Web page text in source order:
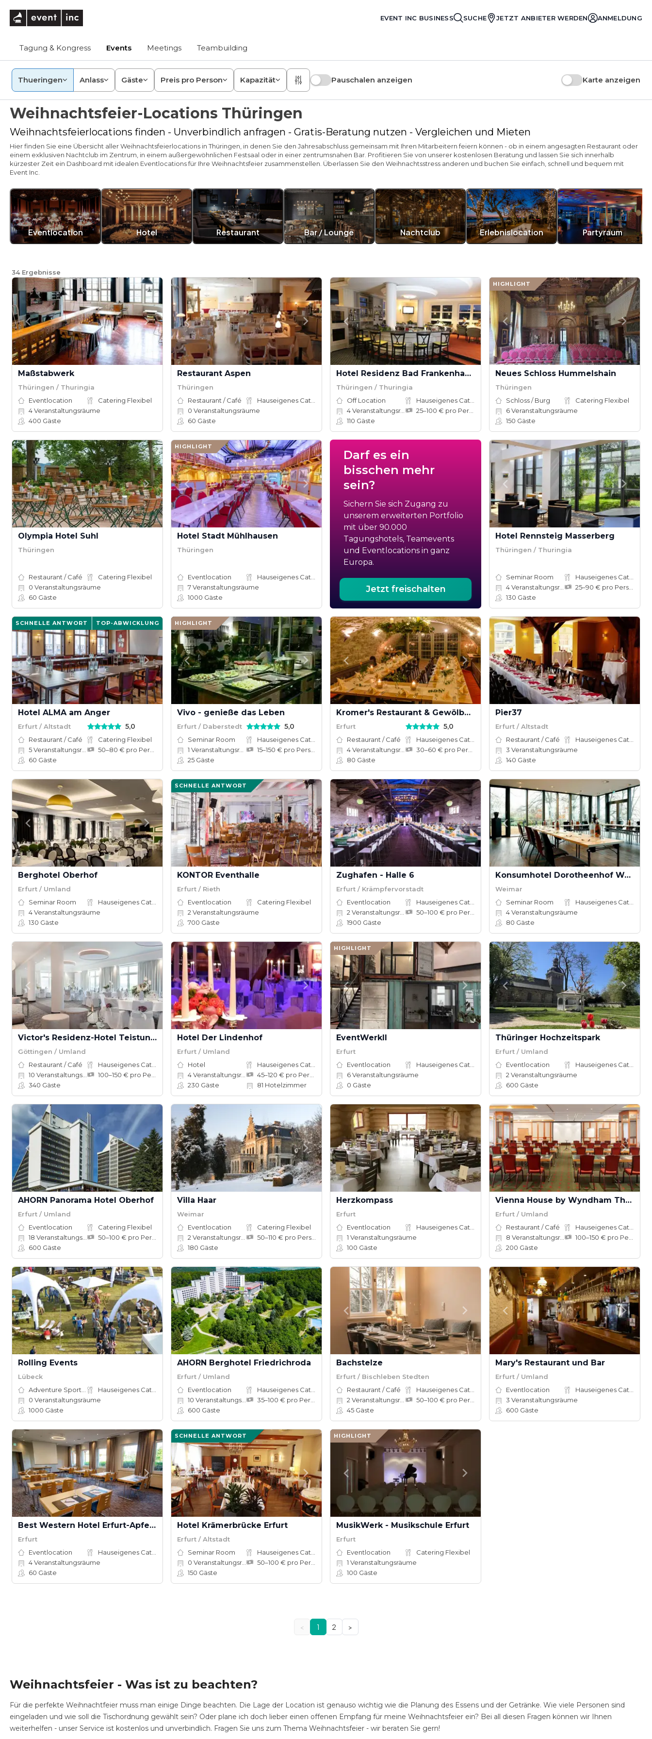
EVENT INC BUSINESS SUCHE JETZT ANBIETER WERDEN ANMELDUNG
Tagung & Kongress Events Meetings Teambuilding
Thueringen Anlass Gäste Preis pro Person Kapazität Pauschalen anzeigen Karte anzeigen
Weihnachtsfeier-Locations Thüringen
Weihnachtsfeierlocations finden - Unverbindlich anfragen - Gratis-Beratung nutzen - Vergleichen und Mieten
Hier finden Sie eine Übersicht aller Weihnachtsfeierlocations in Thüringen, in denen Sie den Jahresabschluss gemeinsam mit Ihren Mitarbeitern feiern können - ob in einem angesagten Restaurant oder
einem exklusiven Nachtclub im Zentrum, in einem außergewöhnlichen Festsaal oder in einer zentrumsnahen Bar. Profitieren Sie von unserer kostenlosen Beratung und lassen Sie sich innerhalb
kürzester Zeit ein Dashboard mit idealen Eventlocations für Ihre Weihnachtsfeier zusammenstellen. Überlassen Sie den Weihnachtsstress anderen und buchen Sie einfach, schnell und bequem mit
Event Inc.
Eventlocation Hotel Restaurant Bar / Lounge Nachtclub Erlebnislocation Partyraum
34 Ergebnisse
Maßstabwerk
Thüringen / Thuringia
Eventlocation
Catering Flexibel
4Veranstaltungsräume
400 Gäste
Restaurant Aspen
Thüringen
Restaurant / Café
0 Veranstaltungsräume
60 Gäste
Hotel Residenz Bad Frankenhausen
Thüringen / Thuringia
Off Location
4Veranstaltungsräume
110 Gäste
HIGHLIGHT
Neues Schloss Hummelshain
Thüringen
Schloss / Burg
Catering Flexibel
6Veranstaltungsräume
150 Gäste
Olympia Hotel Suhl
Thüringen
Restaurant / Café
Catering Flexibel
0 Veranstaltungsräume
60 Gäste
HIGHLIGHT
Hotel Stadt Mühlhausen
Thüringen
Eventlocation
7Veranstaltungsräume
1000 Gäste
Darf es ein
bisschen mehr
sein?
Sichern Sie sich Zugang zu
unserem erweiterten Portfolio
mit über 90.000
Tagungshotels, Teamevents
und Eventlocations in ganz
Europa.
Jetzt freischalten
Hotel Rennsteig Masserberg
Thüringen / Thuringia
Seminar Room
4Veranstaltungsräume
130 Gäste
SCHNELLE ANTWORT TOP-ABWICKLUNG
Hotel ALMA am Anger
Erfurt / Altstadt 5,0
Restaurant / Café
Catering Flexibel
5Veranstaltungsräume
60 Gäste
HIGHLIGHT
Vivo - genieße das Leben
Erfurt / Daberstedt 5,0
Seminar Room
1 Veranstaltungsräume
25 Gäste
Kromer's Restaurant & Gewölbekeller
Erfurt 5,0
Restaurant / Café
4Veranstaltungsräume
80 Gäste
Pier37
Erfurt / Altstadt
Restaurant / Café
3 Veranstaltungsräume
140 Gäste
Berghotel Oberhof
Erfurt / Umland
Seminar Room
4Veranstaltungsräume
130 Gäste
SCHNELLE ANTWORT
KONTOR Eventhalle
Erfurt / Rieth
Eventlocation
Catering Flexibel
2 Veranstaltungsräume
700 Gäste
Zughafen - Halle 6
Erfurt / Krämpfervorstadt
Eventlocation
2 Veranstaltungsräume
1900 Gäste
Konsumhotel Dorotheenhof Weimar
Weimar
Seminar Room
4Veranstaltungsräume
80 Gäste
Victor's Residenz-Hotel Teistungenburg
Göttingen / Umland
Restaurant / Café
10 Veranstaltungsräume
340 Gäste
Hotel Der Lindenhof
Erfurt / Umland
Hotel
4Veranstaltungsräume
230 Gäste 81 Hotelzimmer
HIGHLIGHT
EventWerkII
Erfurt
Eventlocation
6Veranstaltungsräume
0 Gäste
Thüringer Hochzeitspark
Erfurt / Umland
Eventlocation
2 Veranstaltungsräume
600 Gäste
AHORN Panorama Hotel Oberhof
Erfurt / Umland
Eventlocation
Catering Flexibel
18 Veranstaltungsräume
600 Gäste
Villa Haar
Weimar
Eventlocation
Catering Flexibel
2 Veranstaltungsräume
180 Gäste
Herzkompass
Erfurt
Eventlocation
1 Veranstaltungsräume
100 Gäste
Vienna House by Wyndham Thüringer Hof Eisenach
Erfurt / Umland
Restaurant / Café
8 Veranstaltungsräume
200 Gäste
Rolling Events
Lübeck
0 Veranstaltungsräume
1000 Gäste
AHORN Berghotel Friedrichroda
Erfurt / Umland
Eventlocation
10 Veranstaltungsräume
600 Gäste
Bachstelze
Erfurt / Bischleben Stedten
Restaurant / Café
2 Veranstaltungsräume
45 Gäste
Mary's Restaurant und Bar
Erfurt / Umland
Eventlocation
3 Veranstaltungsräume
600 Gäste
Best Western Hotel Erfurt-Apfelstädt
Erfurt
Eventlocation
4Veranstaltungsräume
60 Gäste
SCHNELLE ANTWORT
Hotel Krämerbrücke Erfurt
Erfurt / Altstadt
Seminar Room
0 Veranstaltungsräume
150 Gäste
HIGHLIGHT
MusikWerk - Musikschule Erfurt
Erfurt
Eventlocation
Catering Flexibel
1 Veranstaltungsräume
100 Gäste
< 1 2 >
Weihnachtsfeier - Was ist zu beachten?
Für die perfekte Weihnachtfeier muss man einige Dinge beachten. Die Lage der Location ist genauso wichtig wie die Planung des Essens und der Getränke. Wie viele Personen sind
eingeladen und wie soll die Tischordnung gewählt sein? Oder plane ich doch lieber einen offenen Empfang für meine Weihnachtsfeier ein? Bei all diesen Fragen können wir Ihnen
weiterhelfen - unser Service ist kostenlos und unverbindlich. Fragen Sie uns zum Thema Weihnachtsfeier - wir beraten Sie gern!